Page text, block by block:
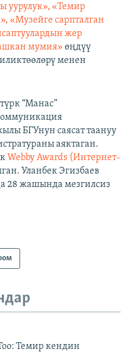
уурулук», «Темир
«Музейге сарпталган
жер
мумия» өңдүү
менен
“Манас”
БГУнун саясат таануу
аяктаган.
Webby Awards (Интернет-
Уланбек Эгизбаев
28 жашында мезгилсиз
Темир кендин